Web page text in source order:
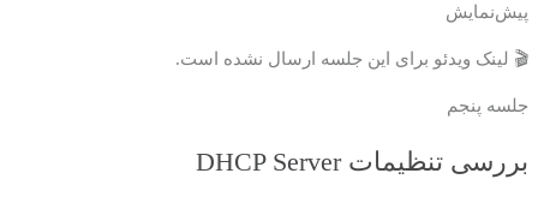
پیش‌نمایش
🎬 لینک ویدئو برای این جلسه ارسال نشده است.
جلسه پنجم
بررسی تنظیمات DHCP Server